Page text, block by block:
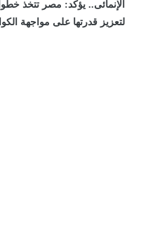
الإنمائى.. يؤكد: مصر تتخذ
لتعزيز قدرتها على مواجهة